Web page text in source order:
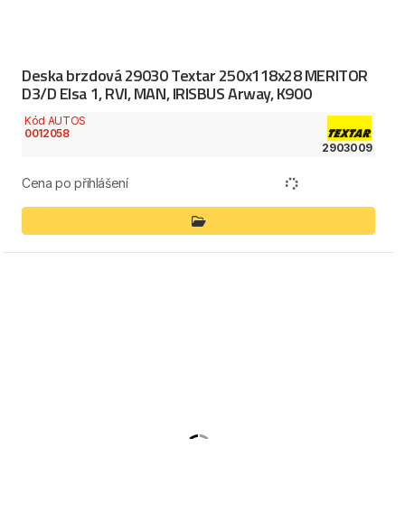
Deska brzdová 29030 Textar 250x118x28 MERITOR
D3/D Elsa 1, RVI, MAN, IRISBUS Arway, K900
Kód AUTOS
0012058
2903009
Cena po přihlášení